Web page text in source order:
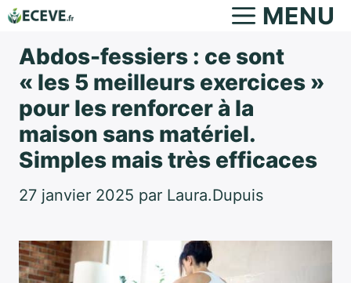
Aller
contenu
MENU
Abdos-fessiers : ce sont
« les 5 meilleurs exercices »
pour les renforcer à la
maison sans matériel.
Simples mais très efficaces
27 janvier 2025 par Laura.Dupuis